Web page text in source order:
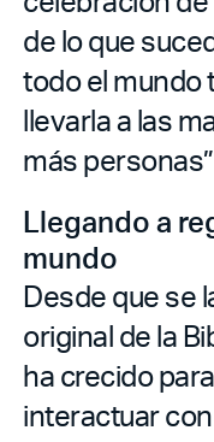
de lo que
todo el mundo
llevarla a las
más
Llegando a
mundo
Desde que se
original de la
ha crecido
interactuar